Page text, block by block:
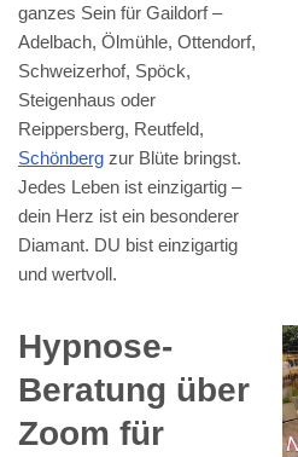
ganzes Sein für Gaildorf –
Adelbach, Ölmühle, Ottendorf,
Schweizerhof, Spöck,
Steigenhaus oder
Reippersberg, Reutfeld,
Schönberg zur Blüte bringst.
Jedes Leben ist einzigartig –
dein Herz ist ein besonderer
Diamant. DU bist einzigartig
und wertvoll.
Hypnose-
Beratung über
Zoom für